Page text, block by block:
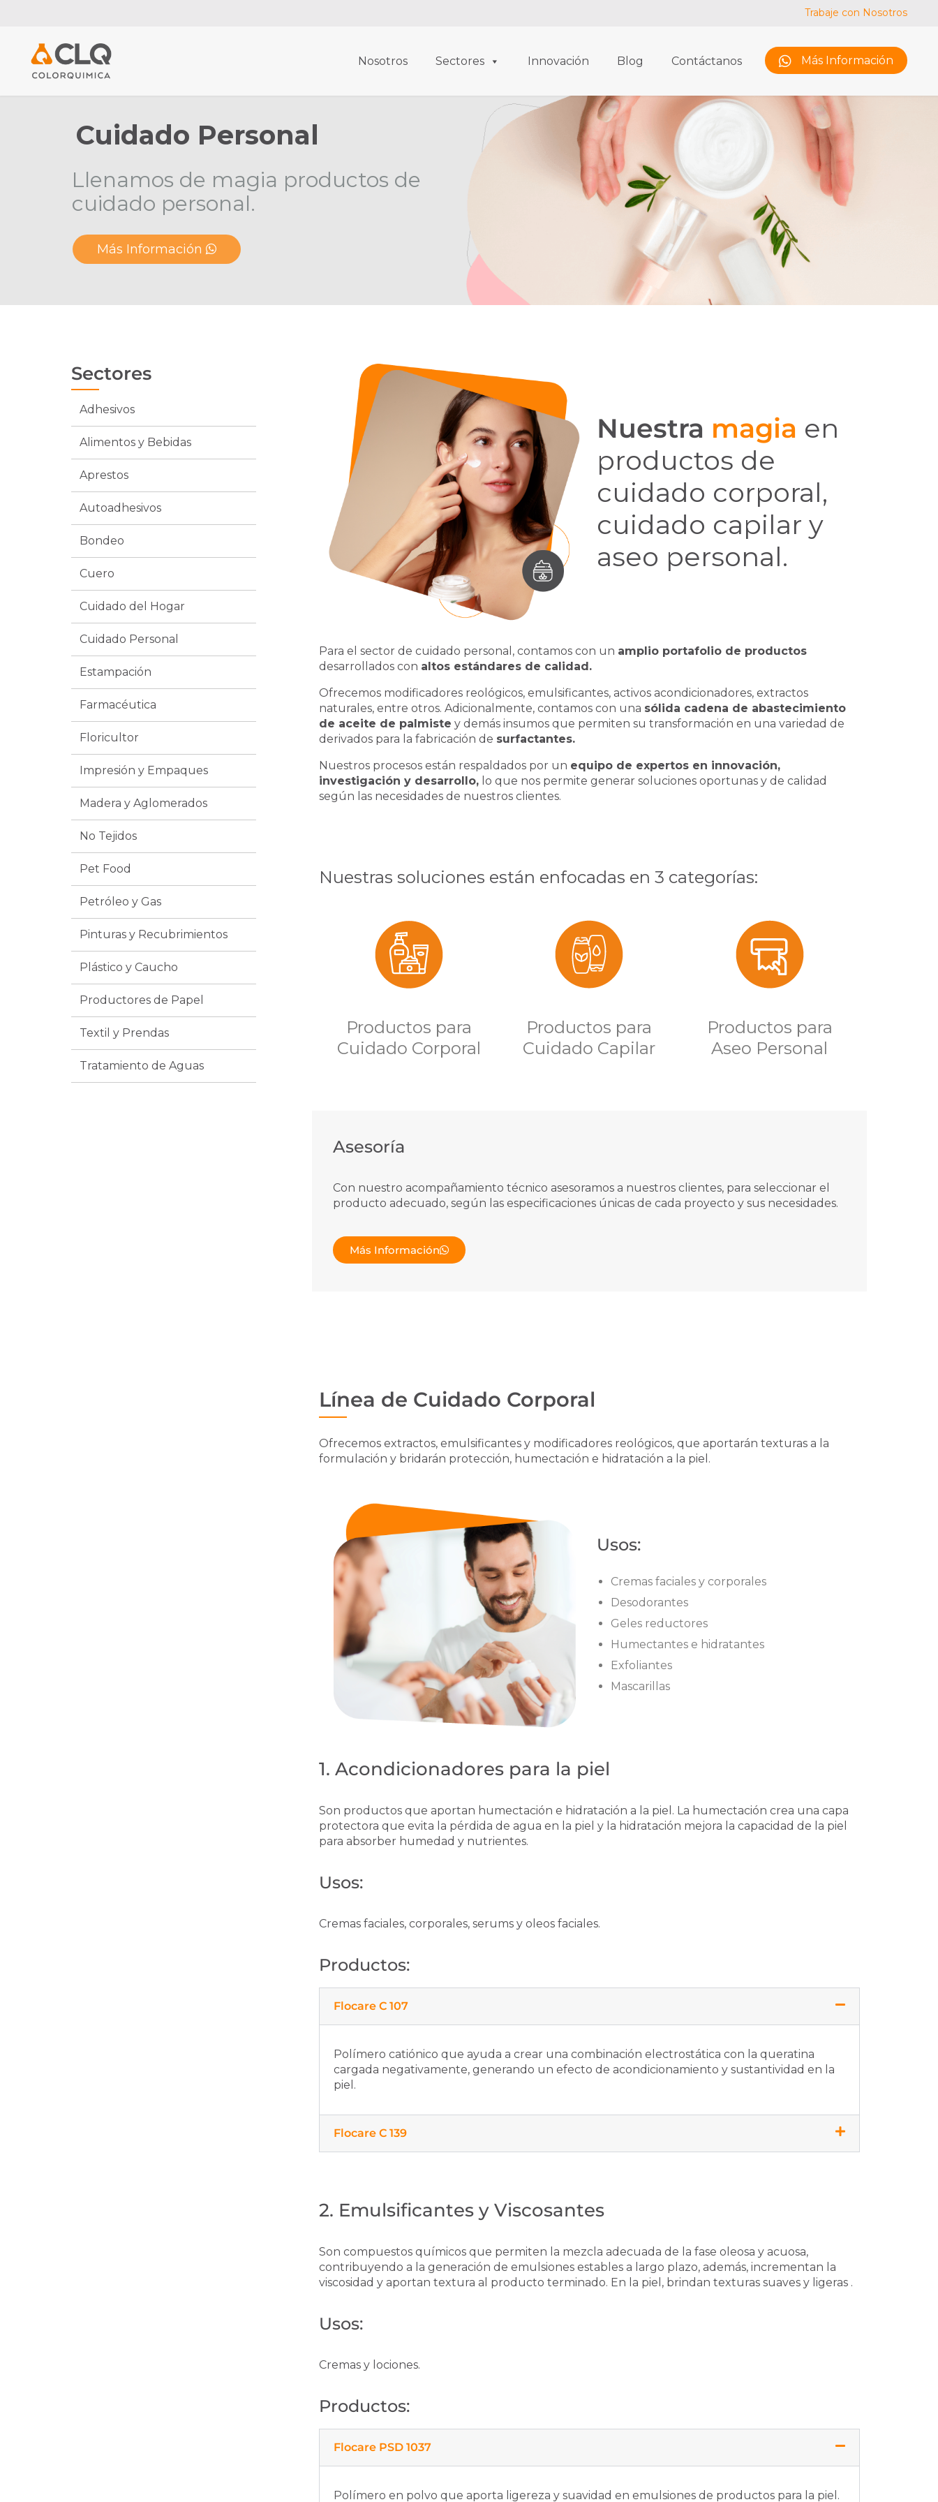
Trabaje con Nosotros
Skip
to
Nosotros Sectores Innovación Blog Contáctanos Más Información
Cuidado Personal
Llenamos de magia productos de
cuidado personal.
Más Información
Sectores
Adhesivos
Alimentos y Bebidas
Aprestos
Autoadhesivos
Bondeo
Cuero
Cuidado del Hogar
Cuidado Personal
Estampación
Farmacéutica
Floricultor
Impresión y Empaques
Madera y Aglomerados
No Tejidos
Pet Food
Petróleo y Gas
Pinturas y Recubrimientos
Plástico y Caucho
Productores de Papel
Textil y Prendas
Tratamiento de Aguas
Nuestra magia en
productos de
cuidado corporal,
cuidado capilar y
aseo personal.
Para el sector de cuidado personal, contamos con un amplio portafolio de productos
desarrollados con altos estándares de calidad.
Ofrecemos modificadores reológicos, emulsificantes, activos acondicionadores, extractos
naturales, entre otros. Adicionalmente, contamos con una sólida cadena de abastecimiento
de aceite de palmiste y demás insumos que permiten su transformación en una variedad de
derivados para la fabricación de surfactantes.
Nuestros procesos están respaldados por un equipo de expertos en innovación,
investigación y desarrollo, lo que nos permite generar soluciones oportunas y de calidad
según las necesidades de nuestros clientes.
Nuestras soluciones están enfocadas en 3 categorías:
Productos para
Cuidado Corporal
Productos para
Cuidado Capilar
Productos para
Aseo Personal
Asesoría
Con nuestro acompañamiento técnico asesoramos a nuestros clientes, para seleccionar el
producto adecuado, según las especificaciones únicas de cada proyecto y sus necesidades.
Más Información
Línea de Cuidado Corporal
Ofrecemos extractos, emulsificantes y modificadores reológicos, que aportarán texturas a la
formulación y bridarán protección, humectación e hidratación a la piel.
Usos:
Cremas faciales y corporales
Desodorantes
Geles reductores
Humectantes e hidratantes
Exfoliantes
Mascarillas
1. Acondicionadores para la piel
Son productos que aportan humectación e hidratación a la piel. La humectación crea una capa
protectora que evita la pérdida de agua en la piel y la hidratación mejora la capacidad de la piel
para absorber humedad y nutrientes.
Usos:
Cremas faciales, corporales, serums y oleos faciales.
Productos:
Flocare C 107
Polímero catiónico que ayuda a crear una combinación electrostática con la queratina
cargada negativamente, generando un efecto de acondicionamiento y sustantividad en la
piel.
Flocare C 139
2. Emulsificantes y Viscosantes
Son compuestos químicos que permiten la mezcla adecuada de la fase oleosa y acuosa,
contribuyendo a la generación de emulsiones estables a largo plazo, además, incrementan la
viscosidad y aportan textura al producto terminado. En la piel, brindan texturas suaves y ligeras .
Usos:
Cremas y lociones.
Productos:
Flocare PSD 1037
Polímero en polvo que aporta ligereza y suavidad en emulsiones de productos para la piel.